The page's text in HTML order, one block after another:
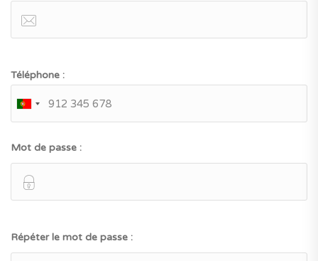
Téléphone :
Mot de passe :
Répéter le mot de passe :